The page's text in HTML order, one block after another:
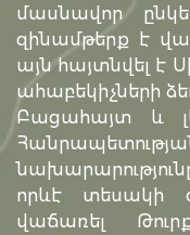
մասնավոր
զինամթերք է
այն հայտնվել է
ահաբեկիչների
Բացահայտ և
որևէ տեսակի
վաճառել